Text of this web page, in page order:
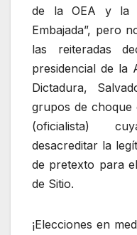
de la OEA y la
Embajada”, pero
las reiteradas
presidencial de la
Dictadura,
grupos de choque
(oficialista)
desacreditar la
de pretexto para
de Sitio.
¡Elecciones en